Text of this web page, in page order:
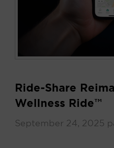
Ride‑Share
Wellness Ride™
September 24, 2025